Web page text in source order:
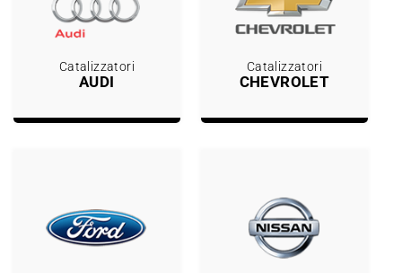
Catalizzatori
AUDI
Catalizzatori
CHEVROLET